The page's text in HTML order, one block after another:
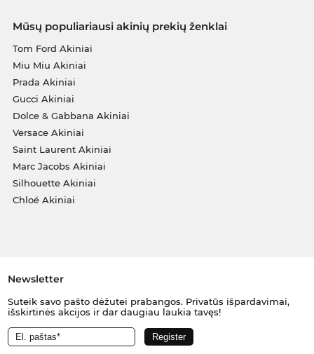
Mūsų populiariausi akinių prekių ženklai
Tom Ford Akiniai
Miu Miu Akiniai
Prada Akiniai
Gucci Akiniai
Dolce & Gabbana Akiniai
Versace Akiniai
Saint Laurent Akiniai
Marc Jacobs Akiniai
Silhouette Akiniai
Chloé Akiniai
Newsletter
Suteik savo pašto dėžutei prabangos. Privatūs išpardavimai,
išskirtinės akcijos ir dar daugiau laukia tavęs!